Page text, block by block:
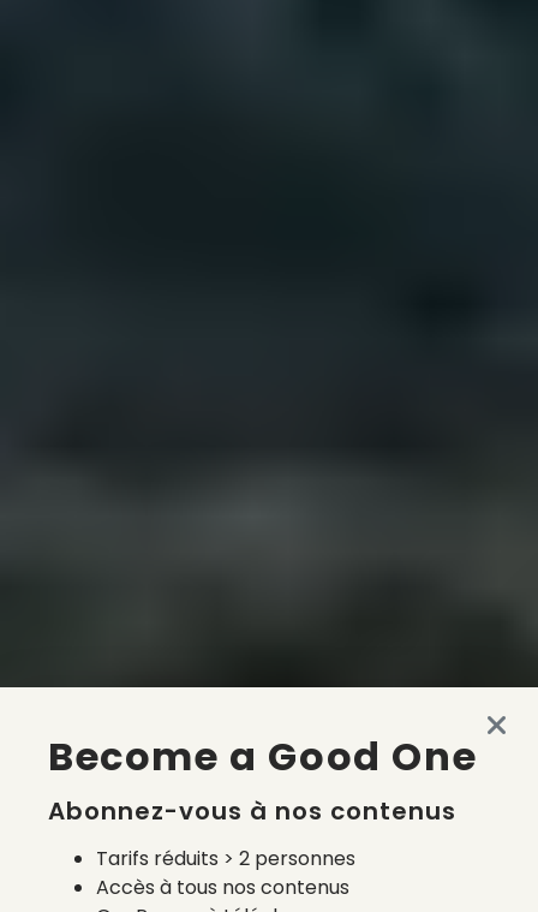
Become a Good One
Abonnez-vous à nos contenus
Tarifs réduits > 2 personnes
Accès à tous nos contenus